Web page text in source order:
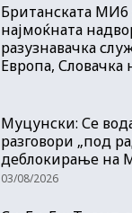
Британската МИ6
најмоќната
разузнавачка
Европа, Словачка
Муцунски: Се
разговори „под
деблокирање на
03/08/2026